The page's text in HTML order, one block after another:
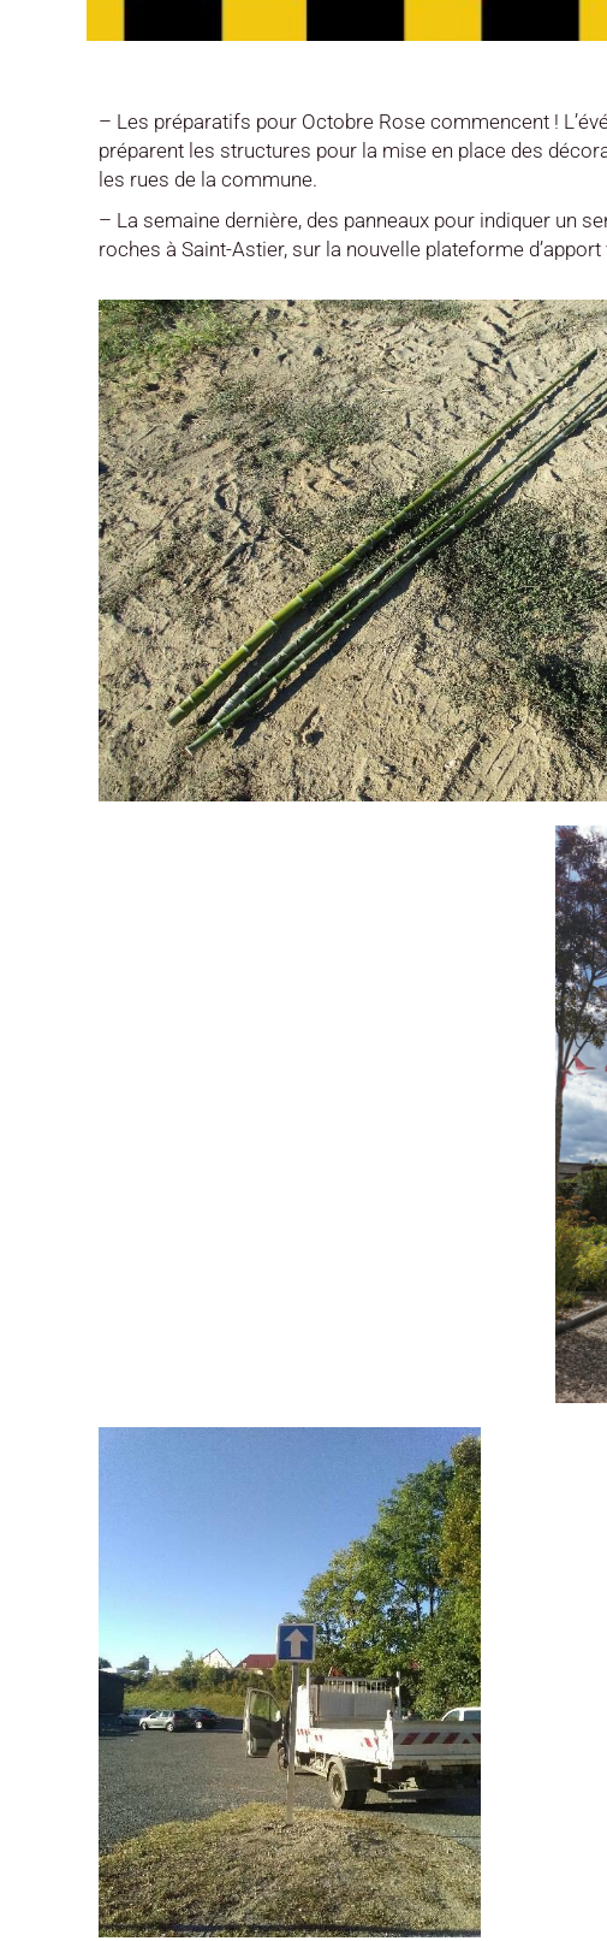
– Les préparatifs pour Octobre Rose commencent !
préparent les structures pour la mise en place des
les rues de la commune.
– La semaine dernière, des panneaux pour indiquer un
roches à Saint-Astier, sur la nouvelle plateforme